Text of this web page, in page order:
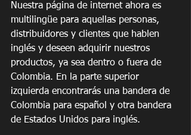
Nuestra página de internet ahora es
multilingüe para aquellas personas,
distribuidores y clientes que hablen
inglés y deseen adquirir nuestros
productos, ya sea dentro o fuera de
Colombia. En la parte superior
izquierda encontrarás una bandera de
Colombia para español y otra bandera
de Estados Unidos para inglés.